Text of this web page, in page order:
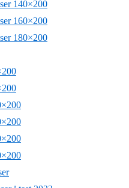
140×200
160×200
180×200